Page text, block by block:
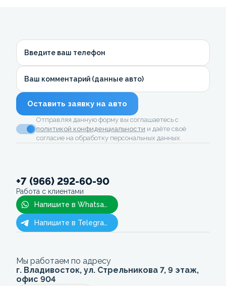
Введите ваш телефон
Ваш комментарий (данные авто)
Оставить заявку на авто
Отправляя данную форму вы соглашаетесь с
политикой конфиденциальности и даёте своё
согласие на обработку персональных данных.
+7 (966) 292-60-90
Работа с клиентами
Напишите в Whatsapp
Напишите в Telegram
Мы работаем по адресу
г. Владивосток, ул. Стрельникова 7, 9 этаж,
офис 904